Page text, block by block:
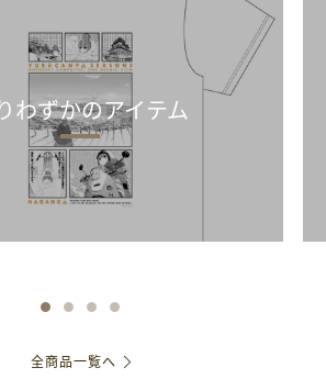
わずかのアイテム
全商品一覧へ